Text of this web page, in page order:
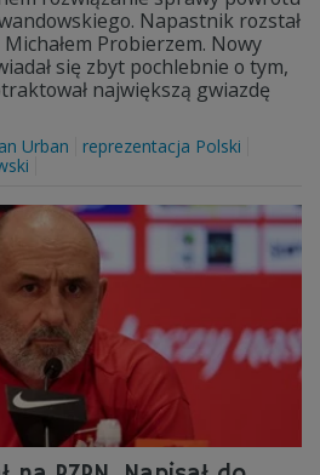
Napastnik rozstał
Probierzem. Nowy
się zbyt pochlebnie o tym,
największą gwiazdę
Urban
reprezentacja Polski